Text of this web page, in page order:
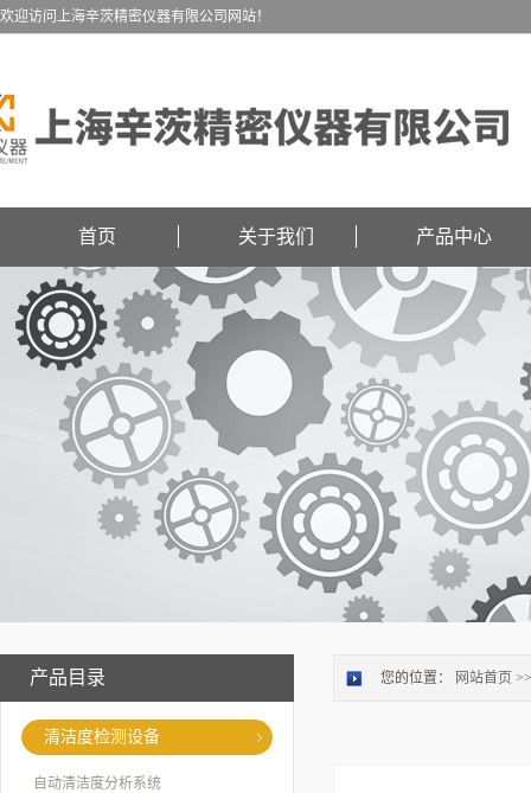
欢迎访问上海辛茨精密仪器有限公司网站！
首页 关于我们 产品中心
产品目录
清洁度检测设备
自动清洁度分析系统
您的位置： 网站首页